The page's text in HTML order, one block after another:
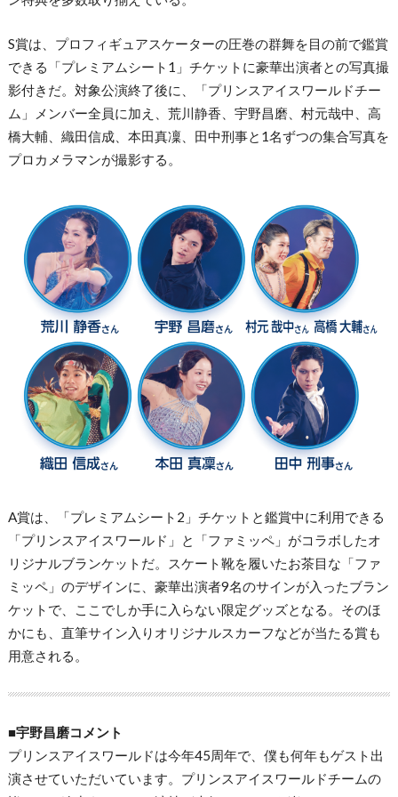
S賞は、プロフィギュアスケーターの圧巻の群舞を目の前で鑑賞
できる「プレミアムシート1」チケットに豪華出演者との写真撮
影付きだ。対象公演終了後に、「プリンスアイスワールドチー
ム」メンバー全員に加え、荒川静香、宇野昌磨、村元哉中、高
橋大輔、織田信成、本田真凜、田中刑事と1名ずつの集合写真を
プロカメラマンが撮影する。
A賞は、「プレミアムシート2」チケットと鑑賞中に利用できる
「プリンスアイスワールド」と「ファミッペ」がコラボしたオ
リジナルブランケットだ。スケート靴を履いたお茶目な「ファ
ミッペ」のデザインに、豪華出演者9名のサインが入ったブラン
ケットで、ここでしか手に入らない限定グッズとなる。そのほ
かにも、直筆サイン入りオリジナルスカーフなどが当たる賞も
用意される。
■宇野昌磨コメント
プリンスアイスワールドは今年45周年で、僕も何年もゲスト出
演させていただいています。プリンスアイスワールドチームの